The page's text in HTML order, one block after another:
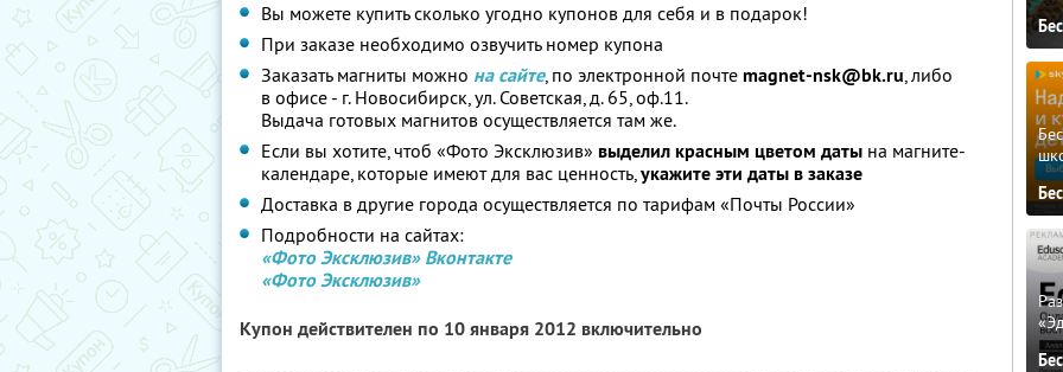
Вы можете купить сколько угодно купонов для себя и в подарок!
При заказе необходимо озвучить номер купона
Заказать магниты можно на сайте, по электронной почте magnet-nsk@bk.ru, либо
в офисе - г. Новосибирск, ул. Советская, д. 65, оф.11.
Выдача готовых магнитов осуществляется там же.
Если вы хотите, чтоб «Фото Эксклюзив» выделил красным цветом даты на магните-
календаре, которые имеют для вас ценность,укажите эти даты в заказе
Доставка в другие города осуществляется по тарифам «Почты России»
Подробности на сайтах:
«Фото Эксклюзив» Вконтакте
«Фото Эксклюзив»
Купон действителен по 10 января 2012 включительно